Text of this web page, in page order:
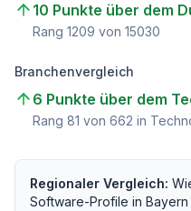
10 Punkte über dem
Rang 1209 von 15030
Branchenvergleich
6 Punkte über dem
Rang 81 von 662 in
Regionaler Vergleich:
Software-Profile in Bayern